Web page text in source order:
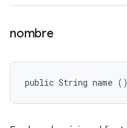
nombre
public String name ()